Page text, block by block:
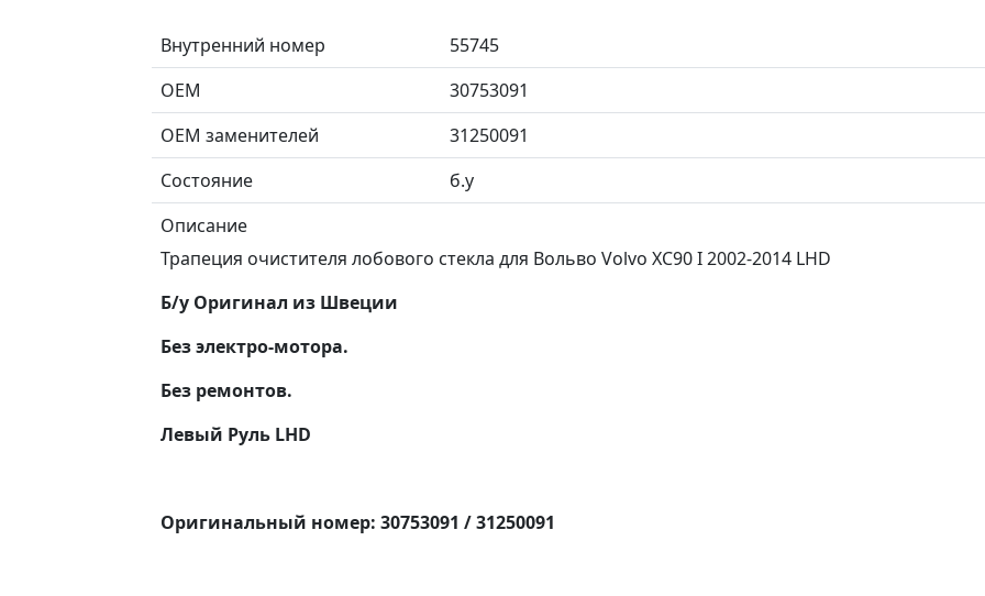
Внутренний номер
55745
ОЕМ
30753091
ОЕМ заменителей
31250091
Состояние
б.у
Описание
Трапеция очистителя лобового стекла для Вольво Volvo XC90 I 2002-2014 LHD
Б/у Оригинал из Швеции
Без электро-мотора.
Без ремонтов.
Левый Руль LHD
Оригинальный номер: 30753091 / 31250091